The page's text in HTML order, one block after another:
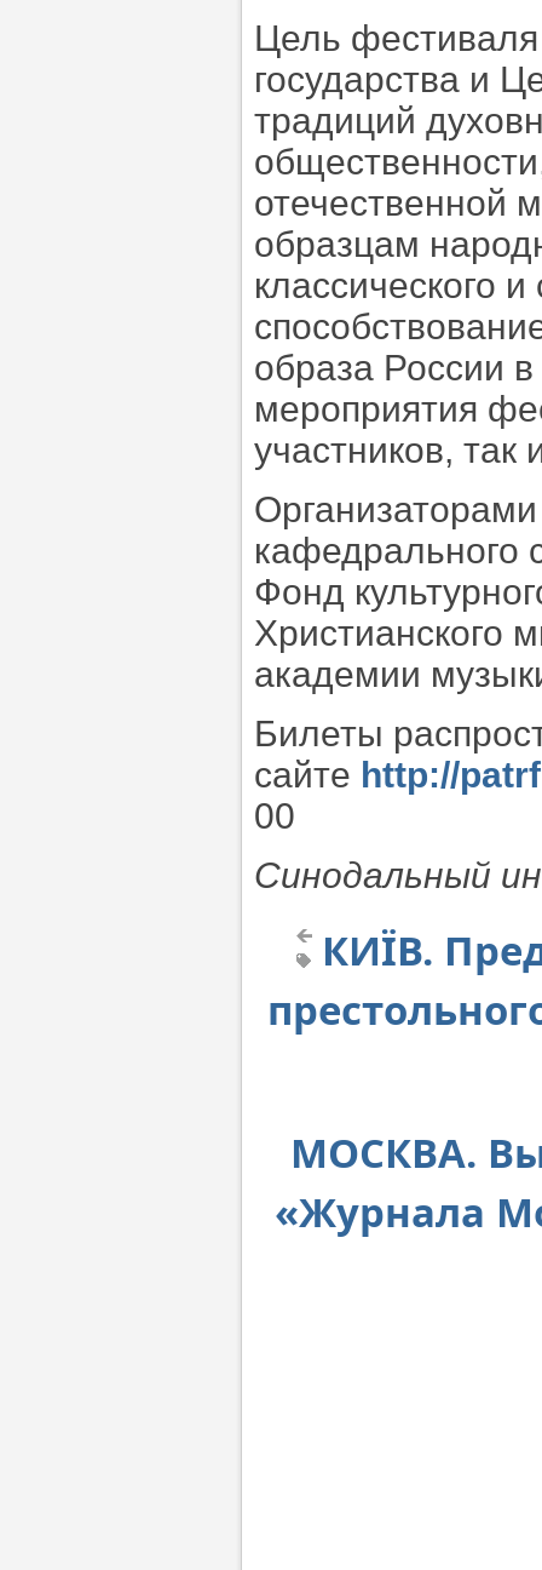
Цель
государства и
традиций
отечественной
образцам
классического
образа России
мероприятия
участников, так
кафедрального
Фонд
Христианского
академии
Билеты
сайте http://
00
Синодальный
КИЇВ.
МОСКВА.
«Журнала